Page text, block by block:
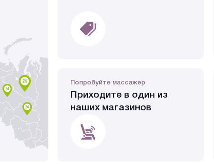
Попробуйте массажер
Приходите в один из
наших магазинов